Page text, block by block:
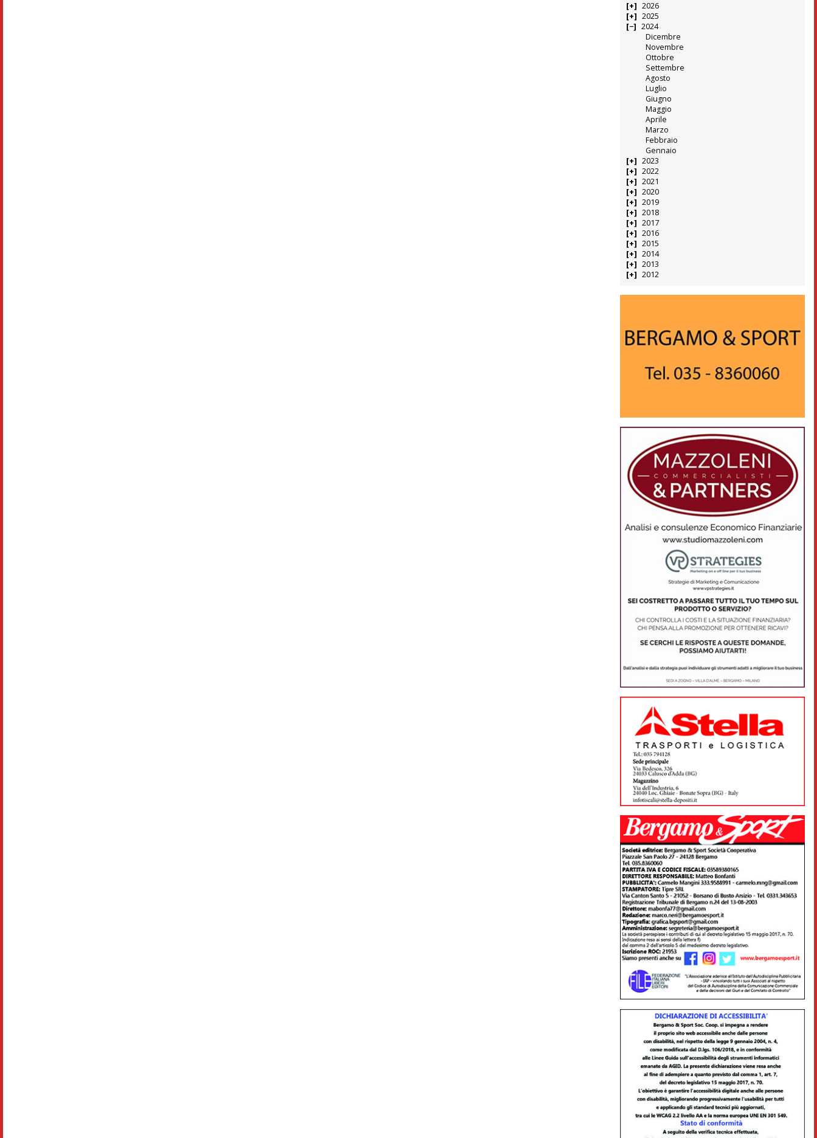
2026
2025
2024
Dicembre
Novembre
Ottobre
Settembre
Agosto
Luglio
Giugno
Maggio
Aprile
Marzo
Febbraio
Gennaio
2023
2022
2021
2020
2019
2018
2017
2016
2015
2014
2013
2012